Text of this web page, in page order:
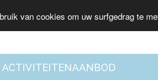
van cookies om uw surfgedrag te
ACTIVITEITENAANBOD